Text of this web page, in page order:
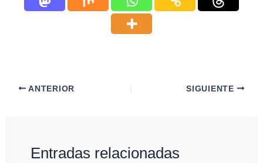
ANTERIOR SIGUIENTE
Entradas relacionadas